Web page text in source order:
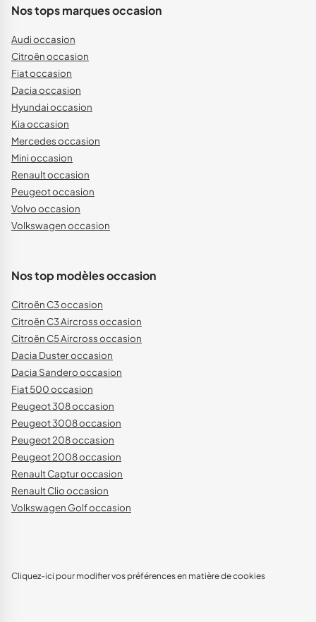
Nos tops marques occasion
Audi occasion
Citroën occasion
Fiat occasion
Dacia occasion
Hyundai occasion
Kia occasion
Mercedes occasion
Mini occasion
Renault occasion
Peugeot occasion
Volvo occasion
Volkswagen occasion
Nos top modèles occasion
Citroën C3 occasion
Citroën C3 Aircross occasion
Citroën C5 Aircross occasion
Dacia Duster occasion
Dacia Sandero occasion
Fiat 500 occasion
Peugeot 308 occasion
Peugeot 3008 occasion
Peugeot 208 occasion
Peugeot 2008 occasion
Renault Captur occasion
Renault Clio occasion
Volkswagen Golf occasion
Cliquez-ici pour modifier vos préférences en matière de cookies